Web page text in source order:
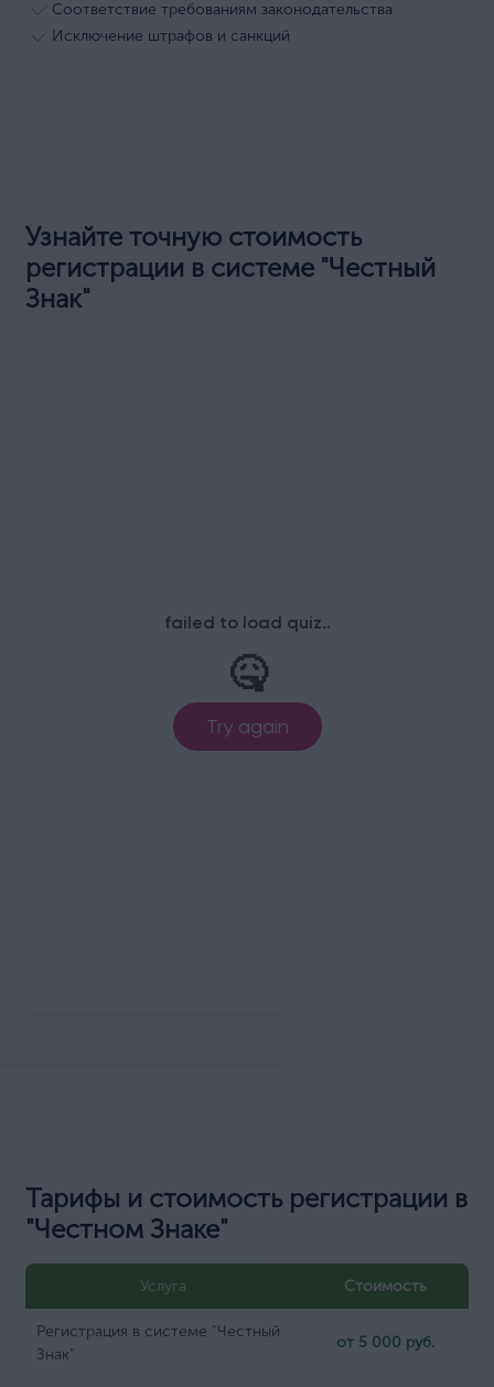
Соответствие требованиям законодательства
Исключение штрафов и санкций
Узнайте точную стоимость
регистрации в системе "Честный
Знак"
Тарифы и стоимость регистрации в
"Честном Знаке"
Услуга Стоимость
Регистрация в системе "Честный
Знак"
от 5 000 руб.